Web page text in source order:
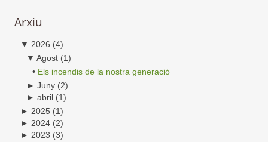
Arxiu
▼ 2026 (4)
▼ Agost (1)
• Els incendis de la nostra generació
► Juny (2)
► abril (1)
► 2025 (1)
► 2024 (2)
► 2023 (3)